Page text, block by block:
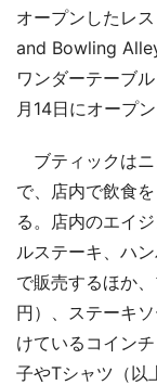
オープンしたレ
and Bowling
ワンダーテーブ
月14日にオープン
ブティックはニ
で、店内で飲食
る。店内のエイ
ルステーキ、ハ
で販売するほか
円）、ステーキ
けているコイン
子やTシャツ（以